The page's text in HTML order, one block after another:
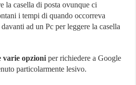
la casella di posta ovunque ci
i tempi di quando occorreva
ad un Pc per leggere la casella
varie opzioni per richiedere a Google
particolarmente lesivo.